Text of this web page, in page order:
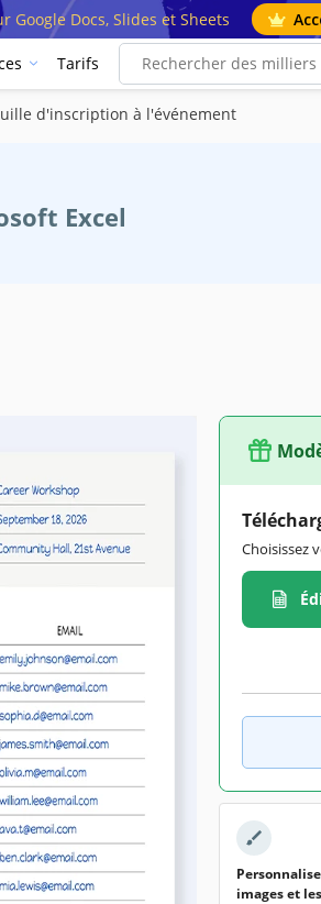
Docs, Slides et Sheets
Tarifs
d'inscription à l'événement
Excel
Choisissez
images et